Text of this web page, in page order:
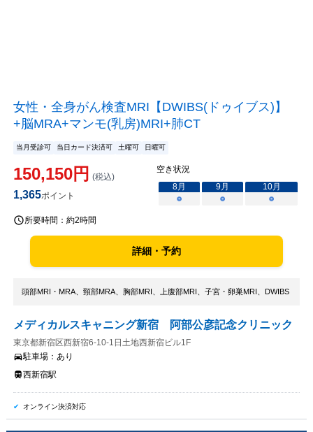
女性・全身がん検査MRI【DWIBS(ドゥイブス)】
+脳MRA+マンモ(乳房)MRI+肺CT
当月受診可 当日カード決済可 土曜可 日曜可
150,150円 (税込)
1,365ポイント
空き状況
8月 9月 10月
○
○ ○
所要時間： 約2時間
詳細・予約
頭部MRI・MRA、頸部MRA、胸部MRI、上腹部MRI、子宮・卵巣MRI、DWIBS
メディカルスキャニング新宿 阿部公彦記念クリニック
東京都新宿区西新宿6-10-1日土地西新宿ビル1F
駐車場： あり
西新宿駅
オンライン決済対応